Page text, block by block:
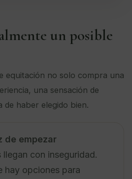
un posible
equitación no solo compra una
una sensación de
de haber elegido bien.
de empezar
llegan con inseguridad.
hay opciones para